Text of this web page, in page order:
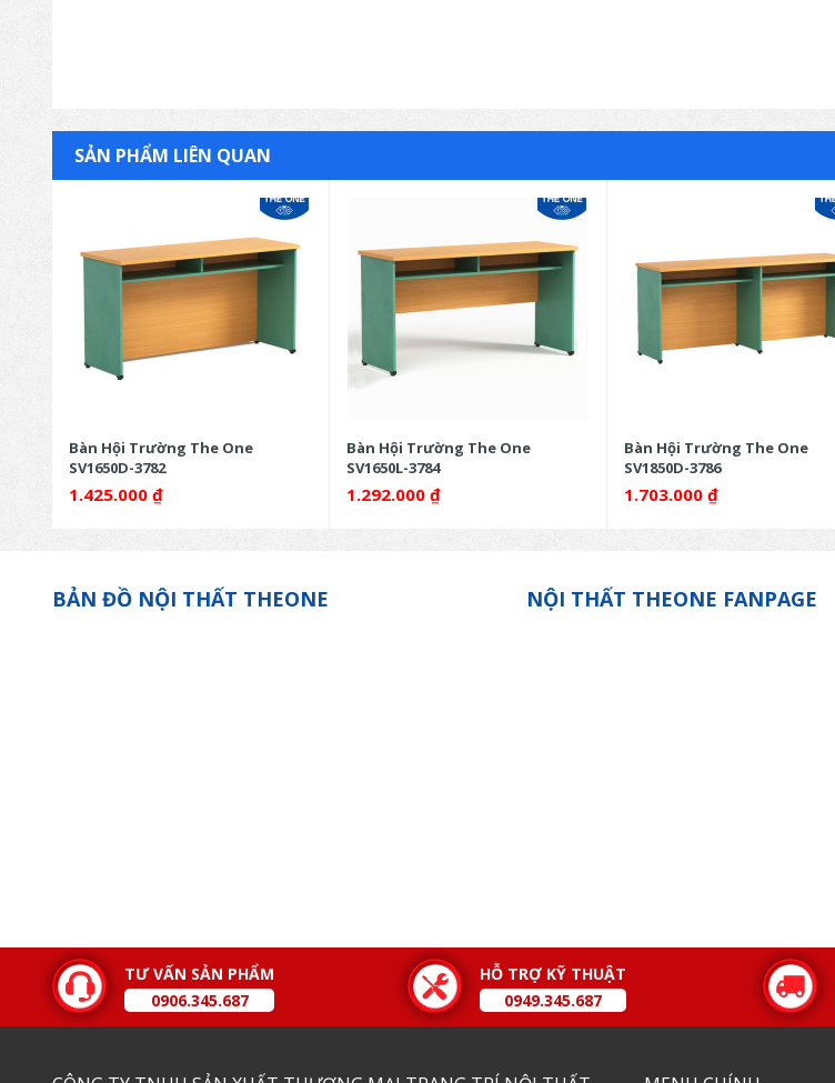
SẢN PHẨM LIÊN QUAN
Bàn Hội Trường The One
SV1650D-3782
1.425.000 ₫
Bàn Hội Trường The One
SV1650L-3784
1.292.000 ₫
Bàn Hội Trường The One
SV1850D-3786
1.703.000 ₫
BẢN ĐỒ NỘI THẤT THEONE NỘI THẤT THEONE FANPAGE
TƯ VẤN SẢN PHẨM
0906.345.687
HỖ TRỢ KỸ THUẬT
0949.345.687